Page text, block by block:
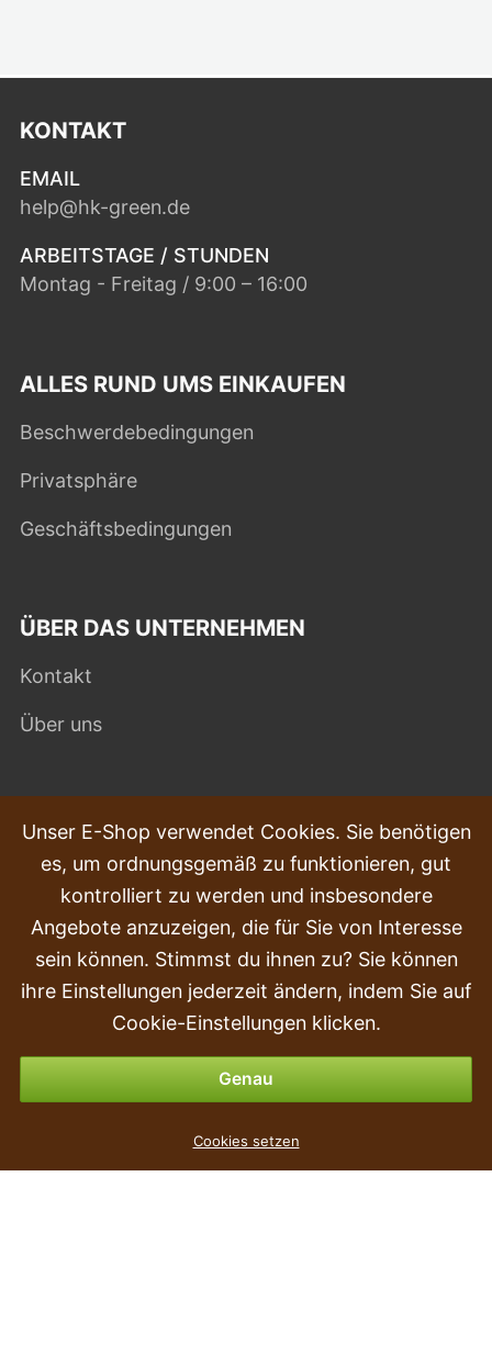
KONTAKT
EMAIL
help@hk-green.de
ARBEITSTAGE / STUNDEN
Montag - Freitag / 9:00 – 16:00
ALLES RUND UMS EINKAUFEN
Beschwerdebedingungen
Privatsphäre
Geschäftsbedingungen
ÜBER DAS UNTERNEHMEN
Kontakt
Über uns
HÄUFIG GESTELLTE FRAGEN
Beschwerden
Transport und Lieferung
Kauf
Rückgabe & Erstattung
Zahlungsmöglichkeiten
Unser E-Shop verwendet Cookies. Sie benötigen
es, um ordnungsgemäß zu funktionieren, gut
kontrolliert zu werden und insbesondere
Angebote anzuzeigen, die für Sie von Interesse
sein können. Stimmst du ihnen zu? Sie können
ihre Einstellungen jederzeit ändern, indem Sie auf
Cookie-Einstellungen klicken.
Genau
Cookies setzen